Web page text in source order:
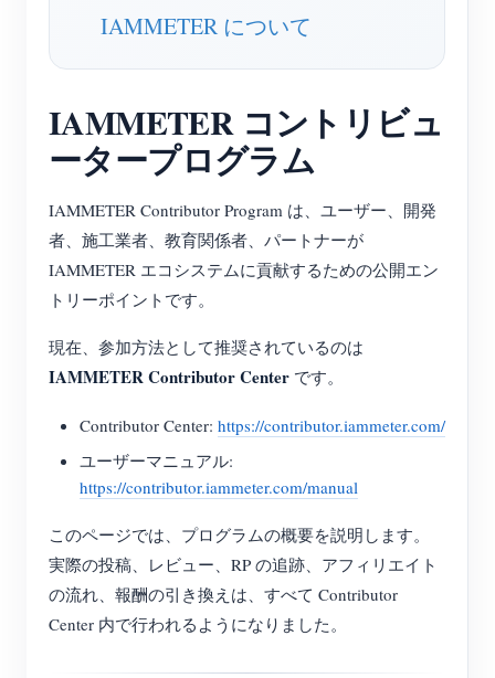
サイトを探す
PVランキング
会社情報
IAMMETER について
IAMMETER コントリビュ
ータープログラム
IAMMETER Contributor Program は、ユーザー、開発
者、施工業者、教育関係者、パートナーが
IAMMETER エコシステムに貢献するための公開エン
トリーポイントです。
現在、参加方法として推奨されているのは
IAMMETER Contributor Center です。
Contributor Center: https://contributor.iammeter.com/
ユーザーマニュアル:
https://contributor.iammeter.com/manual
このページでは、プログラムの概要を説明します。
実際の投稿、レビュー、RP の追跡、アフィリエイト
の流れ、報酬の引き換えは、すべて Contributor
Center 内で行われるようになりました。